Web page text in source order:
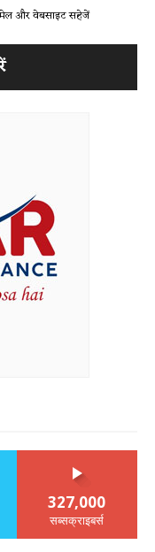
और वेबसाइट सहेजें
327,000
सब्सक्राइबर्स